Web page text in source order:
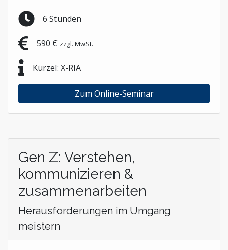
6 Stunden
590 € zzgl. MwSt.
Kürzel: X-RIA
Zum Online-Seminar
Gen Z: Verstehen,
kommunizieren &
zusammenarbeiten
Herausforderungen im Umgang
meistern